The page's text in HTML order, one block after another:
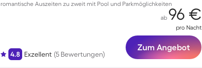
romantische Auszeiten zu zweit mit Pool und Parkmöglichkeiten
4.8 Exzellent (5 Bewertungen)
ab 96 €
pro Nacht
Zum Angebot